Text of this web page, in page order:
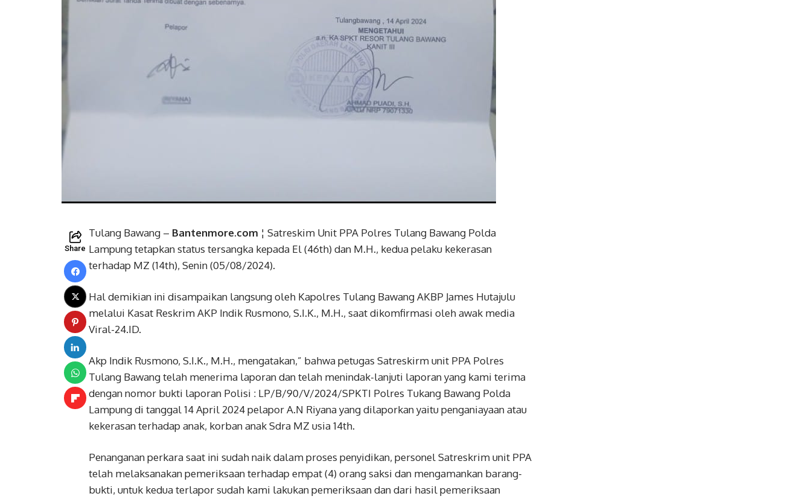
Share
Tulang Bawang – Bantenmore.com ¦ Satreskim Unit PPA Polres Tulang Bawang Polda
Lampung tetapkan status tersangka kepada El (46th) dan M.H., kedua pelaku kekerasan
terhadap MZ (14th), Senin (05/08/2024).
Hal demikian ini disampaikan langsung oleh Kapolres Tulang Bawang AKBP James Hutajulu
melalui Kasat Reskrim AKP Indik Rusmono, S.I.K., M.H., saat dikomfirmasi oleh awak media
Viral-24.ID.
Akp Indik Rusmono, S.I.K., M.H., mengatakan,” bahwa petugas Satreskirm unit PPA Polres
Tulang Bawang telah menerima laporan dan telah menindak-lanjuti laporan yang kami terima
dengan nomor bukti laporan Polisi : LP/B/90/V/2024/SPKTI Polres Tukang Bawang Polda
Lampung di tanggal 14 April 2024 pelapor A.N Riyana yang dilaporkan yaitu penganiayaan atau
kekerasan terhadap anak, korban anak Sdra MZ usia 14th.
Penanganan perkara saat ini sudah naik dalam proses penyidikan, personel Satreskrim unit PPA
telah melaksanakan pemeriksaan terhadap empat (4) orang saksi dan mengamankan barang-
bukti, untuk kedua terlapor sudah kami lakukan pemeriksaan dan dari hasil pemeriksaan